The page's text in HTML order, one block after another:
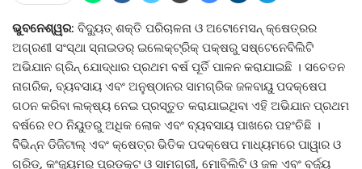
ଭୁବନେଶ୍ୱର: ବିଦ୍ୟୁତ୍ ଶକ୍ତି ପରିଚାଳନା ଓ ଅଟୋମେସନ୍ କ୍ଷେତ୍ରର
ଅଗ୍ରଣୀ ସଂସ୍ଥା ସ୍ନାଇଡର୍ ଇଲେକ୍ଟ୍ରିକ୍ ପକ୍ଷରୁ ସଷ୍ଟେନେବିଲିଟି
ଅଭିଯାନ ଗ୍ରିନ୍ ଯୋଦ୍ଧାର ପ୍ରଥମ ବର୍ଷ ପୂର୍ତି ପାଳନ କରାଯାଇଛି । ସଚେତନ
ନାଗରିକ, ବ୍ୟବସାୟ ଏବଂ ଅନୁଷ୍ଠାନର ସାମଗ୍ରିକ ଜଳବାୟୁ ପଦକ୍ଷେପ
ଗଠନ କରିବା ଲକ୍ଷ୍ୟ ନେଇ ପ୍ରସ୍ତୁତ କରାଯାଇଥିବା ଏହି ଅଭିଯାନ ପ୍ରଥମ
ବର୍ଷରେ ୧୦ ନିୟୁତରୁ ଅଧିକ ଲୋକ ଏବଂ ବ୍ୟବସାୟ ପାଖରେ ପହଂଚିଛି ।
ବିିଭିନ୍ନ ଡିଜିଟାଲ୍ ଏବଂ କ୍ଷେତ୍ର ଭିତିକ ପଦକ୍ଷେପ ମାଧ୍ୟମରେ ପାୱାର ଓ
ଗ୍ରିଡ୍‌, କଂଜ୍ୟୁମର୍ ପ୍ରଡକ୍ଟ ଓ ସାମଗ୍ରୀ, ମୋବିଲିଟି ଓ ଜଳ ଏବଂ ବର୍ଜ୍ୟ